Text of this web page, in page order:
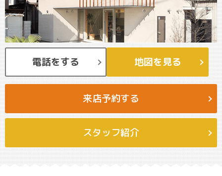
電話をする 地図を見る
来店予約する
スタッフ紹介